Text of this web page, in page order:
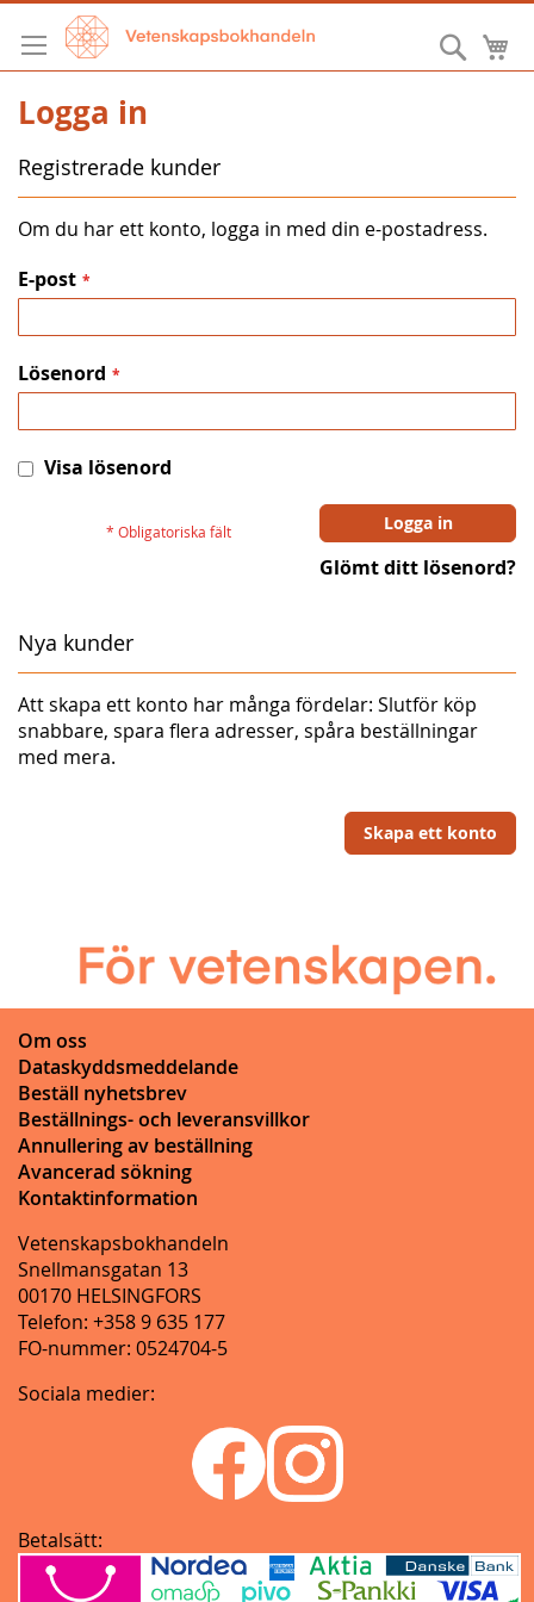
Hoppa
till
innehållet
Sök
Logga in
Registrerade kunder
Om du har ett konto, logga in med din e-postadress.
E-post
Lösenord
Visa lösenord
Logga in
Glömt ditt lösenord?
Nya kunder
Att skapa ett konto har många fördelar: Slutför köp
snabbare, spara flera adresser, spåra beställningar
med mera.
Skapa ett konto
Om oss
Dataskyddsmeddelande
Beställ nyhetsbrev
Beställnings- och leveransvillkor
Annullering av beställning
Avancerad sökning
Kontaktinformation
Vetenskapsbokhandeln
Snellmansgatan 13
00170 HELSINGFORS
Telefon: +358 9 635 177
FO-nummer: 0524704-5
Sociala medier:
Betalsätt: